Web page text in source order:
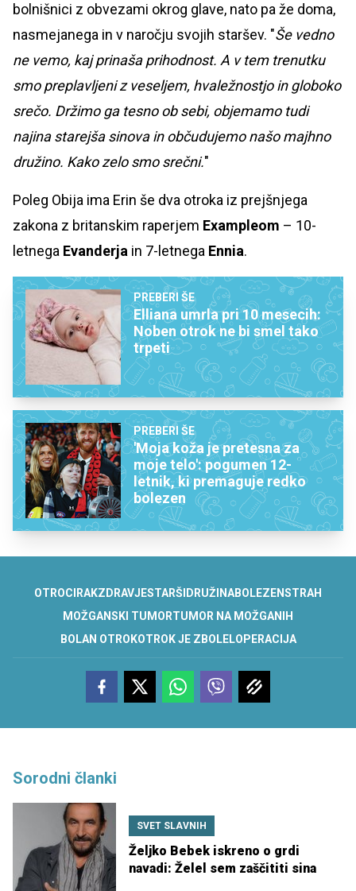
bolnišnici z obvezami okrog glave, nato pa že doma,
nasmejanega in v naročju svojih staršev. "Še vedno
ne vemo, kaj prinaša prihodnost. A v tem trenutku
smo preplavljeni z veseljem, hvaležnostjo in globoko
srečo. Držimo ga tesno ob sebi, objemamo tudi
najina starejša sinova in občudujemo našo majhno
družino. Kako zelo smo srečni."
Poleg Obija ima Erin še dva otroka iz prejšnjega
zakona z britanskim raperjem Exampleom – 10-
letnega Evanderja in 7-letnega Ennia.
PREBERI ŠE
Elliana umrla pri 10 mesecih:
Noben otrok ne bi smel tako
trpeti
PREBERI ŠE
'Moja koža je pretesna za
moje telo': pogumen 12-
letnik, ki premaguje redko
bolezen
OTROCI RAKZDRAVJESTARŠI DRUŽINABOLEZENSTRAH
MOŽGANSKI TUMORTUMOR NA MOŽGANIH
BOLAN OTROKOTROK JE ZBOLELOPERACIJA
Sorodni članki
SVET SLAVNIH
Željko Bebek iskreno o grdi
navadi: Želel sem zaščititi sina